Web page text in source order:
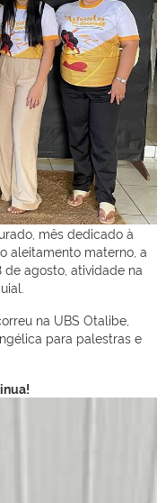
mês dedicado à
aleitamento materno, a
de agosto, atividade na
na UBS Otalibe,
para palestras e